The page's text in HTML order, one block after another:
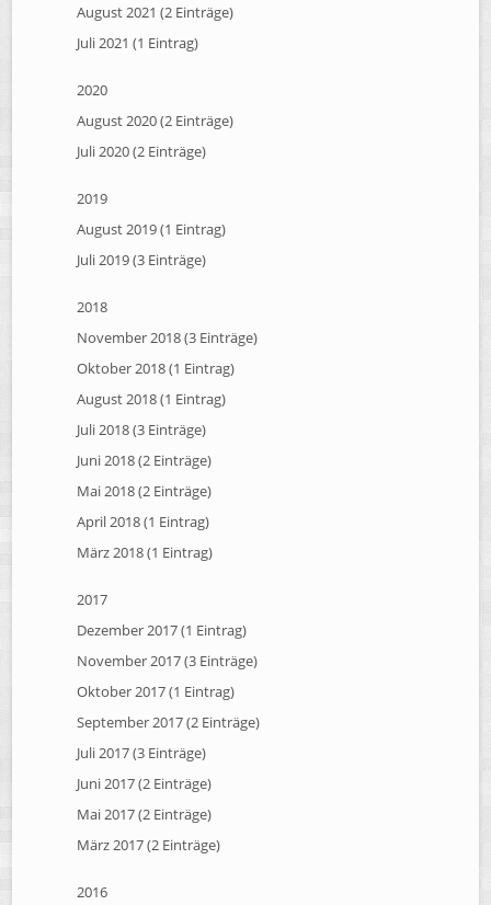
August 2021 (2 Einträge)
Juli 2021 (1 Eintrag)
2020
August 2020 (2 Einträge)
Juli 2020 (2 Einträge)
2019
August 2019 (1 Eintrag)
Juli 2019 (3 Einträge)
2018
November 2018 (3 Einträge)
Oktober 2018 (1 Eintrag)
August 2018 (1 Eintrag)
Juli 2018 (3 Einträge)
Juni 2018 (2 Einträge)
Mai 2018 (2 Einträge)
April 2018 (1 Eintrag)
März 2018 (1 Eintrag)
2017
Dezember 2017 (1 Eintrag)
November 2017 (3 Einträge)
Oktober 2017 (1 Eintrag)
September 2017 (2 Einträge)
Juli 2017 (3 Einträge)
Juni 2017 (2 Einträge)
Mai 2017 (2 Einträge)
März 2017 (2 Einträge)
2016